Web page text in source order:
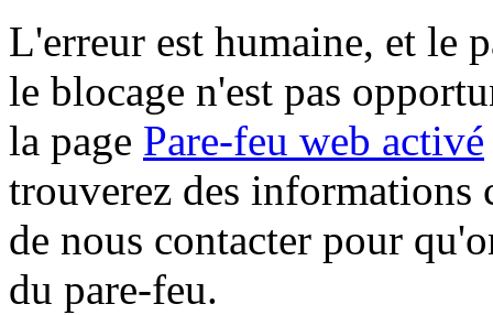
L'erreur est humaine, et le
le blocage n'est pas
la page Pare-feu web activé
trouverez des informations
de nous contacter pour
du pare-feu.